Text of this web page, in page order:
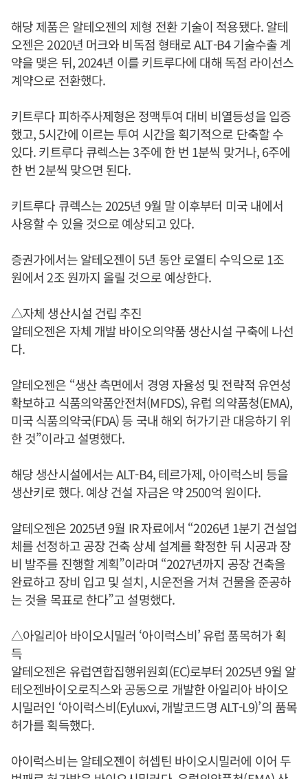
해당 제품은 알테오젠의 제형 전환 기술이 적용됐다. 알테
오젠은 2020년 머크와 비독점 형태로 ALT-B4 기술수출 계
약을 맺은 뒤, 2024년 이를 키트루다에 대해 독점 라이선스
계약으로 전환했다.
키트루다 피하주사제형은 정맥투여 대비 비열등성을 입증
했고, 5시간에 이르는 투여 시간을 획기적으로 단축할 수
있다. 키트루다 큐렉스는 3주에 한 번 1분씩 맞거나, 6주에
한 번 2분씩 맞으면 된다.
키트루다 큐렉스는 2025년 9월 말 이후부터 미국 내에서
사용할 수 있을 것으로 예상되고 있다.
증권가에서는 알테오젠이 5년 동안 로열티 수익으로 1조
원에서 2조 원까지 올릴 것으로 예상한다.
△자체 생산시설 건립 추진
알테오젠은 자체 개발 바이오의약품 생산시설 구축에 나선
다.
알테오젠은 “생산 측면에서 경영 자율성 및 전략적 유연성
확보하고 식품의약품안전처(MFDS), 유럽 의약품청(EMA),
미국 식품의약국(FDA) 등 국내 해외 허가기관 대응하기 위
한 것”이라고 설명했다.
해당 생산시설에서는 ALT-B4, 테르가제, 아이럭스비 등을
생산키로 했다. 예상 건설 자금은 약 2500억 원이다.
알테오젠은 2025년 9월 IR 자료에서 “2026년 1분기 건설업
체를 선정하고 공장 건축 상세 설계를 확정한 뒤 시공과 장
비 발주를 진행할 계획”이라며 “2027년까지 공장 건축을
완료하고 장비 입고 및 설치, 시운전을 거쳐 건물을 준공하
는 것을 목표로 한다”고 설명했다.
△아일리아 바이오시밀러 ‘아이럭스비’ 유럽 품목허가 획
득
알테오젠은 유럽연합집행위원회(EC)로부터 2025년 9월 알
테오젠바이오로직스와 공동으로 개발한 아일리아 바이오
시밀러인 ‘아이럭스비(Eyluxvi, 개발코드명 ALT-L9)’의 품목
허가를 획득했다.
아이럭스비는 알테오젠이 허셉틴 바이오시밀러에 이어 두